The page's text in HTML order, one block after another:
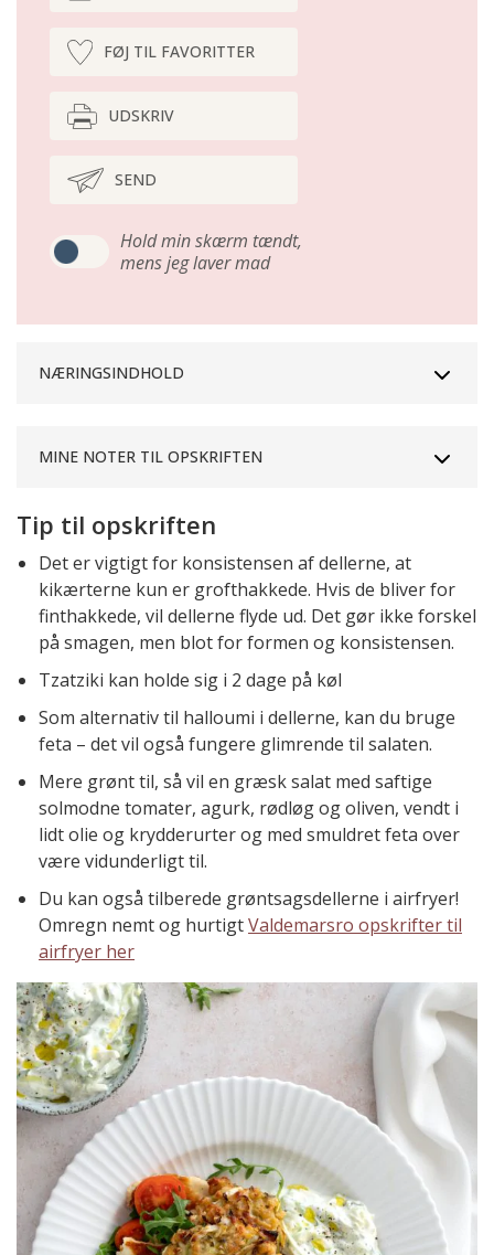
FØJ TIL FAVORITTER
UDSKRIV
SEND
Hold min skærm tændt,
mens jeg laver mad
NÆRINGSINDHOLD
MINE NOTER TIL OPSKRIFTEN
Tip til opskriften
Det er vigtigt for konsistensen af dellerne, at
kikærterne kun er grofthakkede. Hvis de bliver for
finthakkede, vil dellerne flyde ud. Det gør ikke forskel
på smagen, men blot for formen og konsistensen.
Tzatziki kan holde sig i 2 dage på køl
Som alternativ til halloumi i dellerne, kan du bruge
feta – det vil også fungere glimrende til salaten.
Mere grønt til, så vil en græsk salat med saftige
solmodne tomater, agurk, rødløg og oliven, vendt i
lidt olie og krydderurter og med smuldret feta over
være vidunderligt til.
Du kan også tilberede grøntsagsdellerne i airfryer!
Omregn nemt og hurtigtValdemarsro opskrifter til
airfryer her